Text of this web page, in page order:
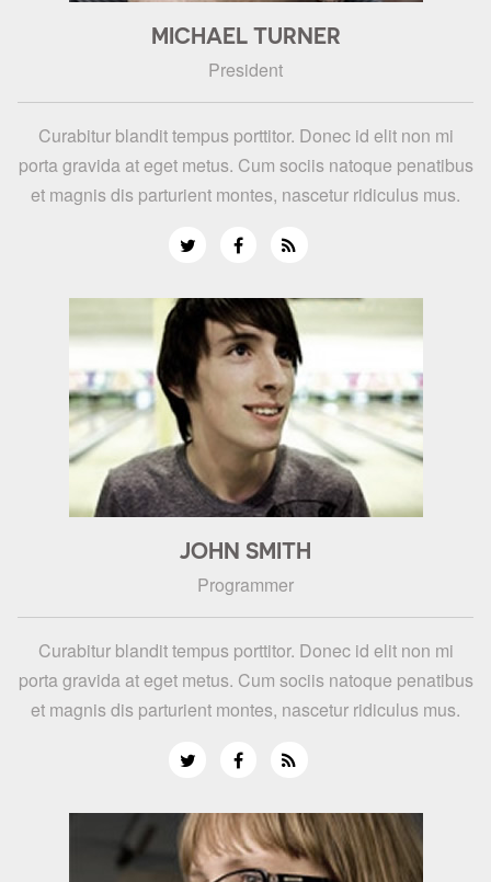
MICHAEL TURNER
President
Curabitur blandit tempus porttitor. Donec id elit non mi
porta gravida at eget metus. Cum sociis natoque penatibus
et magnis dis parturient montes, nascetur ridiculus mus.
JOHN SMITH
Programmer
Curabitur blandit tempus porttitor. Donec id elit non mi
porta gravida at eget metus. Cum sociis natoque penatibus
et magnis dis parturient montes, nascetur ridiculus mus.